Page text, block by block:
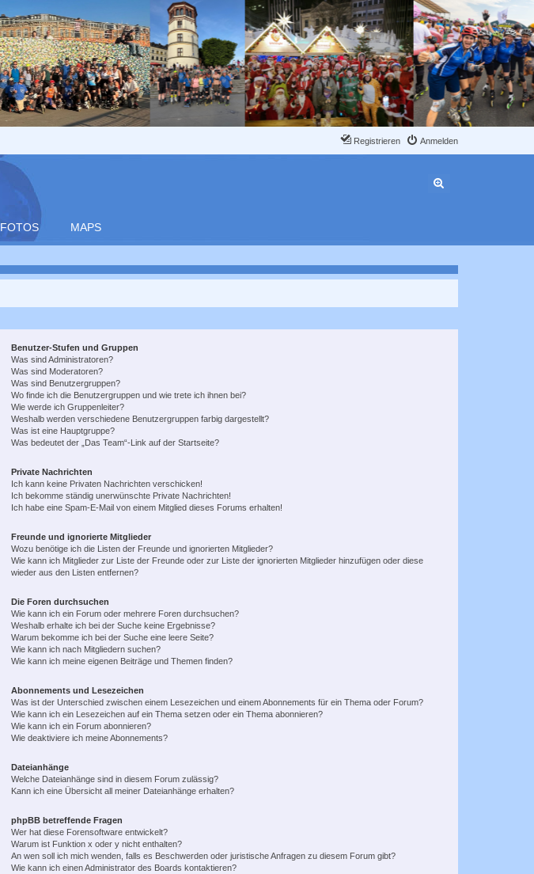
Anmelden
Registrieren
FOTOS MAPS
Benutzer-Stufen und Gruppen
Was sind Administratoren?
Was sind Moderatoren?
Was sind Benutzergruppen?
Wo finde ich die Benutzergruppen und wie trete ich ihnen bei?
Wie werde ich Gruppenleiter?
Weshalb werden verschiedene Benutzergruppen farbig dargestellt?
Was ist eine Hauptgruppe?
Was bedeutet der „Das Team“-Link auf der Startseite?
Private Nachrichten
Ich kann keine Privaten Nachrichten verschicken!
Ich bekomme ständig unerwünschte Private Nachrichten!
Ich habe eine Spam-E-Mail von einem Mitglied dieses Forums erhalten!
Freunde und ignorierte Mitglieder
Wozu benötige ich die Listen der Freunde und ignorierten Mitglieder?
Wie kann ich Mitglieder zur Liste der Freunde oder zur Liste der ignorierten Mitglieder hinzufügen oder diese
wieder aus den Listen entfernen?
Die Foren durchsuchen
Wie kann ich ein Forum oder mehrere Foren durchsuchen?
Weshalb erhalte ich bei der Suche keine Ergebnisse?
Warum bekomme ich bei der Suche eine leere Seite?
Wie kann ich nach Mitgliedern suchen?
Wie kann ich meine eigenen Beiträge und Themen finden?
Abonnements und Lesezeichen
Was ist der Unterschied zwischen einem Lesezeichen und einem Abonnements für ein Thema oder Forum?
Wie kann ich ein Lesezeichen auf ein Thema setzen oder ein Thema abonnieren?
Wie kann ich ein Forum abonnieren?
Wie deaktiviere ich meine Abonnements?
Dateianhänge
Welche Dateianhänge sind in diesem Forum zulässig?
Kann ich eine Übersicht all meiner Dateianhänge erhalten?
phpBB betreffende Fragen
Wer hat diese Forensoftware entwickelt?
Warum ist Funktion x oder y nicht enthalten?
An wen soll ich mich wenden, falls es Beschwerden oder juristische Anfragen zu diesem Forum gibt?
Wie kann ich einen Administrator des Boards kontaktieren?